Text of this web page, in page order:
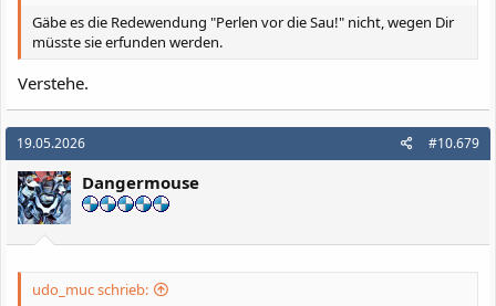
Gäbe es die Redewendung "Perlen vor die Sau!" nicht, wegen Dir
müsste sie erfunden werden.
Verstehe.
19.05.2026 #10.679
Dangermouse
udo_muc schrieb: